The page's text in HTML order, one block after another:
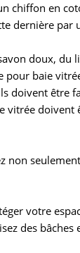
chiffon en
dernière par
doux, du
pour baie
doivent être
vitrée doivent
non
votre
des bâches